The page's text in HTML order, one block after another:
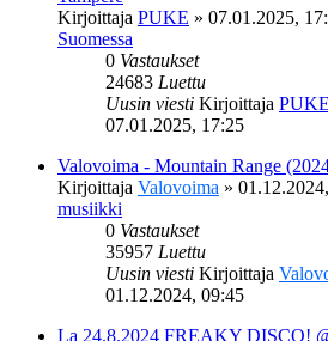
Kirjoittaja PUKE » 07.01.2025,
Suomessa
0 Vastaukset
24683 Luettu
Uusin viesti Kirjoittaja PUKE
07.01.2025, 17:25
Valovoima - Mountain Range
Kirjoittaja Valovoima »
musiikki
0 Vastaukset
35957 Luettu
Uusin viesti Kirjoittaja
01.12.2024, 09:45
La 24.8.2024 FREAKY DISCO!